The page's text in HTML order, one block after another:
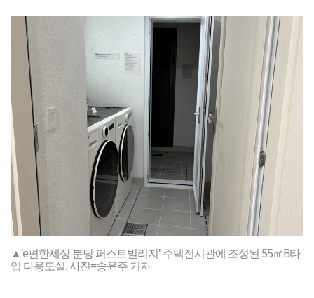
▲'e편한세상 분당 퍼스트빌리지' 주택전시관에 조성된 55㎡B타
입 다용도실. 사진=송윤주 기자